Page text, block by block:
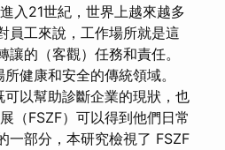
入21世紀，世界上越來越多
員工來說，工作場所就是這
的（客觀）任務和責任。
健康和安全的傳統領域。
以幫助診斷企業的現狀，也
（FSZF）可以得到他們日常
一部分，本研究檢視了 FSZF